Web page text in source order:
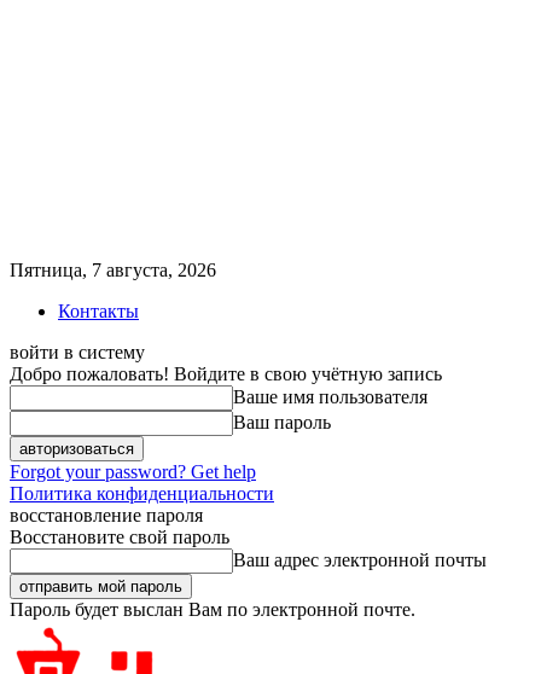
Пятница, 7 августа, 2026
Контакты
войти в систему
Добро пожаловать! Войдите в свою учётную запись
Ваше имя пользователя
Ваш пароль
Forgot your password? Get help
Политика конфиденциальности
восстановление пароля
Восстановите свой пароль
Ваш адрес электронной почты
Пароль будет выслан Вам по электронной почте.